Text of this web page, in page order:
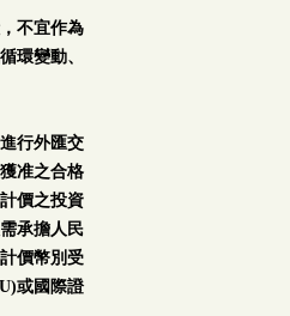
不宜作為
環變動、
行外匯交
准之合格
價之投資
承擔人民
價幣別受
或國際證